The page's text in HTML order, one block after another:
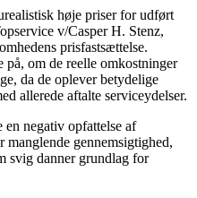
høje priser for udført
v/Casper H. Stenz,
prisfastsættelse.
om de reelle omkostninger
da de oplever betydelige
allerede aftalte serviceydelser.
en negativ opfattelse af
gennemsigtighed,
svig danner grundlag for